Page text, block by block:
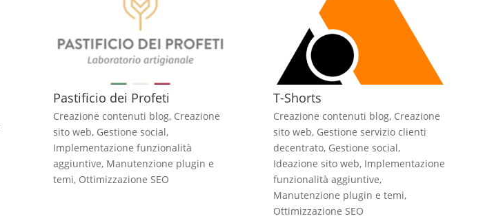
Pastificio dei Profeti
Creazione contenuti blog, Creazione
sito web, Gestione social,
Implementazione funzionalità
aggiuntive, Manutenzione plugin e
temi, Ottimizzazione SEO
T-Shorts
Creazione contenuti blog, Creazione
sito web, Gestione servizio clienti
decentrato, Gestione social,
Ideazione sito web, Implementazione
funzionalità aggiuntive,
Manutenzione plugin e temi,
Ottimizzazione SEO